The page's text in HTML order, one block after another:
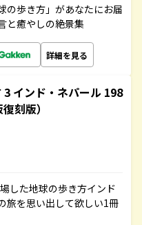
の歩き方」があなたにお届
と癒やしの絶景集
詳細を見る
インド・ネパール 198
刻版）
した地球の歩き方インド
を思い出して欲しい1冊